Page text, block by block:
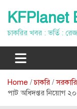
content
KFPlanet
চাকরির খবর : ভর্তি :
Home চাকরি
পাট অধিদপ্তর নিয়োগ